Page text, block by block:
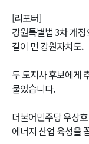
[리포터]
강원특별법 3차 개
길이 먼 강원자치도.
두 도지사 후보에게
물었습니다.
더불어민주당 우상
에너지 산업 육성을